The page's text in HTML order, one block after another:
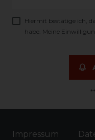
Hiermit bestätige ich,
habe. Meine
Impressum